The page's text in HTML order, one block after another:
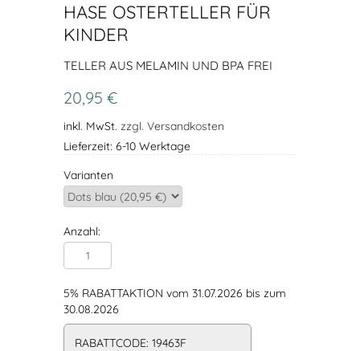
HASE OSTERTELLER FÜR
KINDER
TELLER AUS MELAMIN UND BPA FREI
20,95 €
inkl. MwSt. zzgl. Versandkosten
Lieferzeit: 6-10 Werktage
Varianten
Anzahl:
5% RABATTAKTION vom 31.07.2026 bis zum
30.08.2026
RABATTCODE: 19463F